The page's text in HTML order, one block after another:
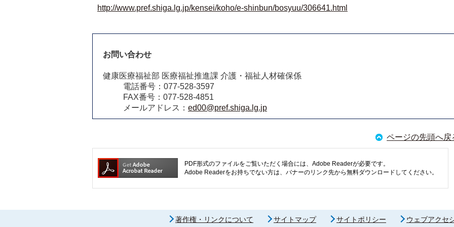
http://www.pref.shiga.lg.jp/kensei/koho/e-shinbun/bosyuu/306641.html
お問い合わせ
健康医療福祉部 医療福祉推進課 介護・福祉人材確保係
電話番号：077-528-3597
FAX番号：077-528-4851
メールアドレス： ed00@pref.shiga.lg.jp
ページの先頭へ戻
PDF形式のファイルをご覧いただく場合には、Adobe Readerが必要です。
Adobe Readerをお持ちでない方は、バナーのリンク先から無料ダウンロードしてください。
著作権・リンクについて サイトマップ サイトポリシー ウェブアクセ